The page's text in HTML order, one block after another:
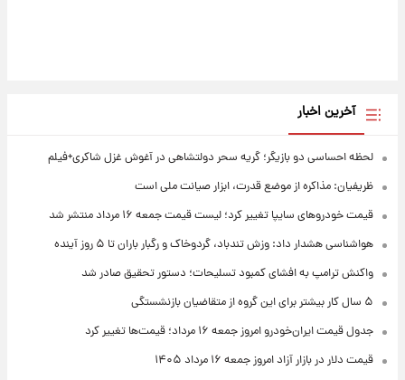
آخرین اخبار
لحظه احساسی دو بازیگر؛ گریه سحر دولتشاهی در آغوش غزل شاکری+فیلم
ظریفیان: مذاکره از موضع قدرت، ابزار صیانت ملی است
قیمت خودروهای سایپا تغییر کرد؛ لیست قیمت جمعه ۱۶ مرداد منتشر شد
هواشناسی هشدار داد: وزش تندباد، گردوخاک و رگبار باران تا ۵ روز آینده
واکنش ترامپ به افشای کمبود تسلیحات؛ دستور تحقیق صادر شد
۵ سال کار بیشتر برای این گروه از متقاضیان بازنشستگی
جدول قیمت ایران‌خودرو امروز جمعه ۱۶ مرداد؛ قیمت‌ها تغییر کرد
قیمت دلار در بازار آزاد امروز جمعه ۱۶ مرداد ۱۴۰۵